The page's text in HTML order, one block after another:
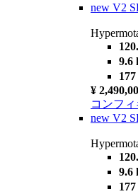
new V2
9.6
¥
コンフ
new V2
9.6